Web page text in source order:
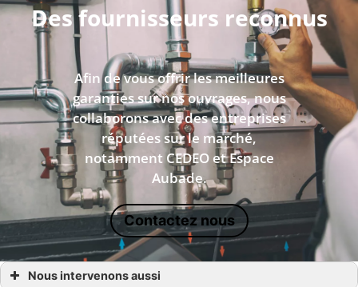
Des fournisseurs reconnus
Afin de vous offrir les meilleures
garanties sur nos ouvrages, nous
collaborons avec des entreprises
réputées sur le marché,
notamment CEDEO et Espace
Aubade.
Contactez nous
Nous intervenons aussi